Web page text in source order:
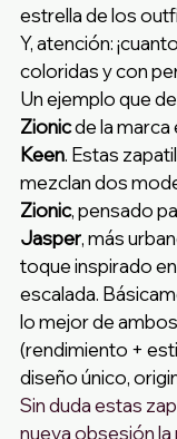
estrella de los
Y, atención:
coloridas y con
Un ejemplo que
Zionic de la marca
Keen. Estas
mezclan dos
Zionic, pensado
Jasper, más
toque inspirado
escalada.
lo mejor de
(rendimiento +
diseño único,
Sin duda estas
nueva obsesión